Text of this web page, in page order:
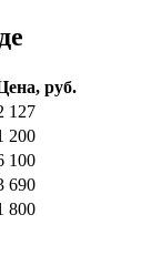
руб.
127
200
100
690
800